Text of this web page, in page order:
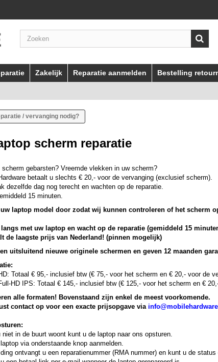
Zakelijk Reparatie aanmelden Bestelling
/ vervanging nodig?
scherm reparatie
scherm gebarsten? Vreemde vlekken in uw scherm?
betaalt u slechts € 20,- voor de vervanging (exclusief scherm).
dezelfde dag nog terecht en wachten op de reparatie.
15 minuten.
uw laptop model door zodat wij kunnen controleren of het scherm
met uw laptop en wacht op de reparatie (gemiddeld 15
de laagste prijs van Nederland! (pinnen mogelijk)
uitsluitend nieuwe originele schermen en geven 12 maanden
Totaal € 95,- inclusief btw (€ 75,- voor het scherm en € 20,- voor de
HD IPS: Totaal € 145,- inclusief btw (€ 125,- voor het scherm en €
alle formaten! Bovenstaand zijn enkel de meest voorkomende.
contact op voor een exacte prijsopgave via
niet in de buurt woont kunt u de laptop naar ons opsturen.
via onderstaande knop aanmelden.
ontvangt u een reparatienummer (RMA nummer) en kunt u de status